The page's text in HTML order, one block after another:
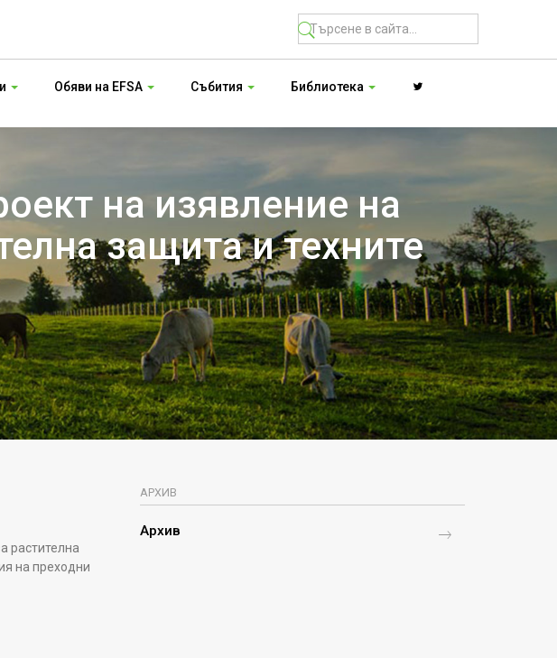
Обяви на EFSA Събития Библиотека
на изявление на
защита и техните
растителна
на преходни
АРХИВ
Архив